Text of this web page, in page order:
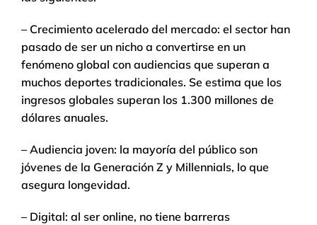
– Crecimiento acelerado del mercado: el sector han
pasado de ser un nicho a convertirse en un
fenómeno global con audiencias que superan a
muchos deportes tradicionales. Se estima que los
ingresos globales superan los 1.300 millones de
dólares anuales.
– Audiencia joven: la mayoría del público son
jóvenes de la Generación Z y Millennials, lo que
asegura longevidad.
– Digital: al ser online, no tiene barreras